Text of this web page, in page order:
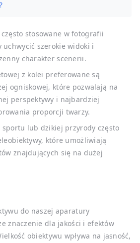
często stosowane w fotografii
uchwycić szerokie widoki i
charakter scenerii.
z kolei preferowane są
ogniskowej, które pozwalają na
perspektywy i najbardziej
proporcji twarzy.
sportu lub dzikiej przyrody często
które umożliwiają
znajdujących się na dużej
do naszej aparatury
znaczenie dla jakości i efektów
obiektywu wpływa na jasność,